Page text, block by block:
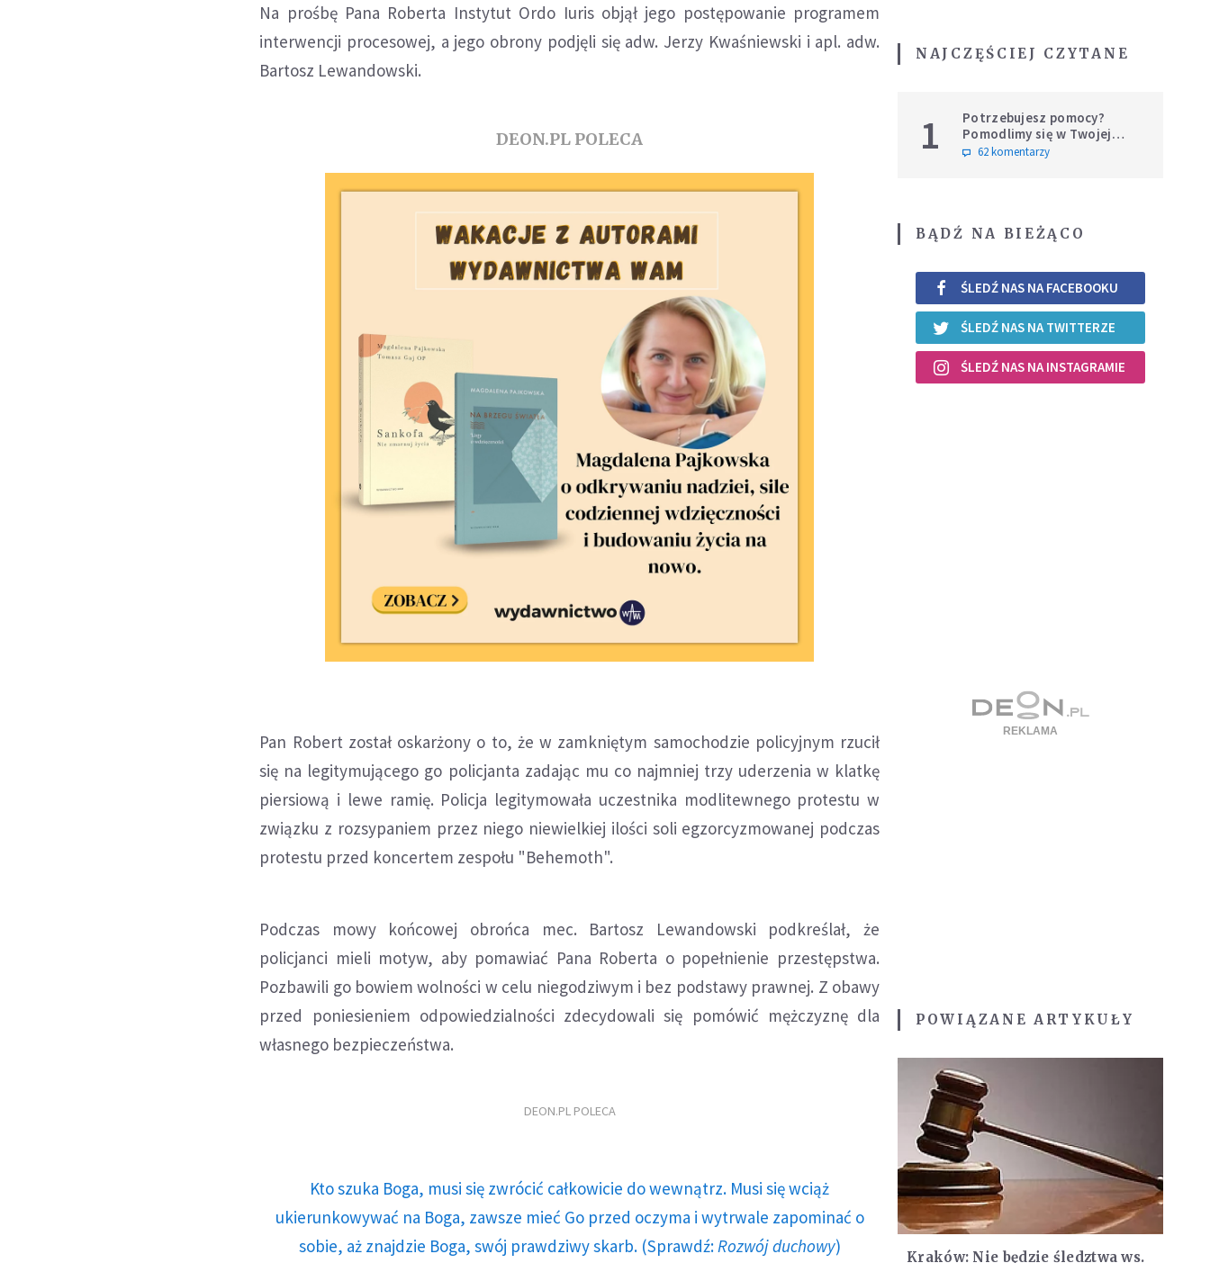
Na prośbę Pana Roberta Instytut Ordo Iuris objął jego postępowanie programem
interwencji procesowej, a jego obrony podjęli się adw. Jerzy Kwaśniewski i apl. adw.
Bartosz Lewandowski.
DEON.PL POLECA
Pan Robert został oskarżony o to, że w zamkniętym samochodzie policyjnym rzucił
się na legitymującego go policjanta zadając mu co najmniej trzy uderzenia w klatkę
piersiową i lewe ramię. Policja legitymowała uczestnika modlitewnego protestu w
związku z rozsypaniem przez niego niewielkiej ilości soli egzorcyzmowanej podczas
protestu przed koncertem zespołu "Behemoth".
Podczas mowy końcowej obrońca mec. Bartosz Lewandowski podkreślał, że
policjanci mieli motyw, aby pomawiać Pana Roberta o popełnienie przestępstwa.
Pozbawili go bowiem wolności w celu niegodziwym i bez podstawy prawnej. Z obawy
przed poniesieniem odpowiedzialności zdecydowali się pomówić mężczyznę dla
własnego bezpieczeństwa.
DEON.PL POLECA
Kto szuka Boga, musi się zwrócić całkowicie do wewnątrz. Musi się wciąż
ukierunkowywać na Boga, zawsze mieć Go przed oczyma i wytrwale zapominać o
sobie, aż znajdzie Boga, swój prawdziwy skarb. (Sprawdź: Rozwój duchowy)
NAJCZĘŚCIEJ CZYTANE
1
Potrzebujesz pomocy?
Pomodlimy się w Twojej
intencji
62 komentarzy
BĄDŹ NA BIEŻĄCO
ŚLEDŹ NAS NA FACEBOOKU
ŚLEDŹ NAS NA TWITTERZE
ŚLEDŹ NAS NA INSTAGRAMIE
POWIĄZANE ARTYKUŁY
Kraków: Nie będzie śledztwa ws.